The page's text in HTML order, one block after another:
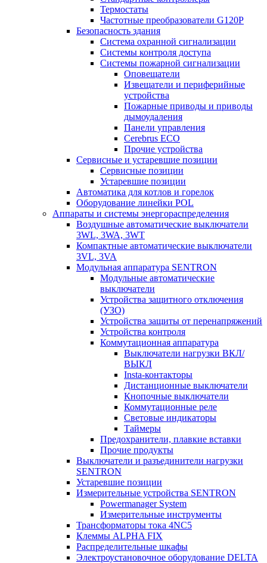
Термостаты
Частотные преобразователи G120P
Безопасность здания
Система охранной сигнализации
Системы контроля доступа
Системы пожарной сигнализации
Оповещатели
Извещатели и периферийные
устройства
Пожарные приводы и приводы
дымоудаления
Панели управления
Cerebrus ECO
Прочие устройства
Сервисные и устаревшие позиции
Сервисные позиции
Устаревшие позиции
Автоматика для котлов и горелок
Оборудование линейки POL
Аппараты и системы энергораспределения
Воздушные автоматические выключатели
3WL, 3WA, 3WT
Компактные автоматические выключатели
3VL, 3VA
Модульная аппаратура SENTRON
Модульные автоматические
выключатели
Устройства защитного отключения
(УЗО)
Устройства защиты от перенапряжений
Устройства контроля
Коммутационная аппаратура
Выключатели нагрузки ВКЛ/
ВЫКЛ
Insta-контакторы
Дистанционные выключатели
Кнопочные выключатели
Коммутационные реле
Световые индикаторы
Таймеры
Предохранители, плавкие вставки
Прочие продукты
Выключатели и разъединители нагрузки
SENTRON
Устаревшие позиции
Измерительные устройства SENTRON
Powermanager System
Измерительные инструменты
Трансформаторы тока 4NC5
Клеммы ALPHA FIX
Распределительные шкафы
Электроустановочное оборудование DELTA